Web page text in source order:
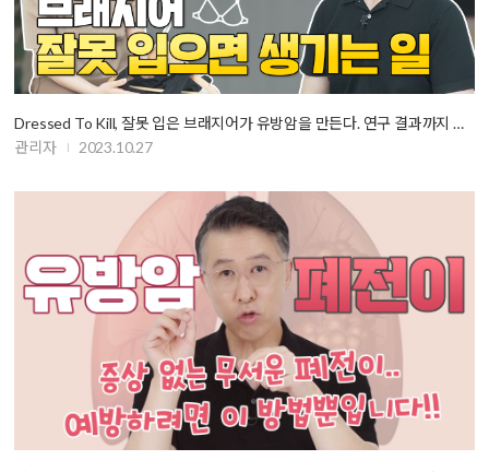
Dressed To Kill, 잘못 입은 브래지어가 유방암을 만든다. 연구 결과까지 …
관리자
2023.10.27